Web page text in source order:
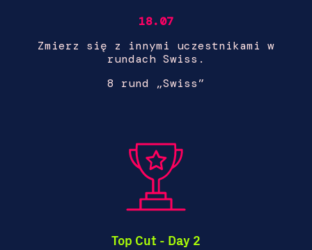
18.07
Zmierz się z innymi uczestnikami w
rundach Swiss.
8 rund „Swiss”
Top Cut - Day 2